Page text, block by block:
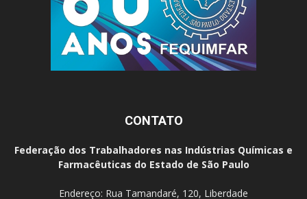
CONTATO
Federação dos Trabalhadores nas Indústrias Químicas e
Farmacêuticas do Estado de São Paulo
Endereço: Rua Tamandaré, 120, Liberdade